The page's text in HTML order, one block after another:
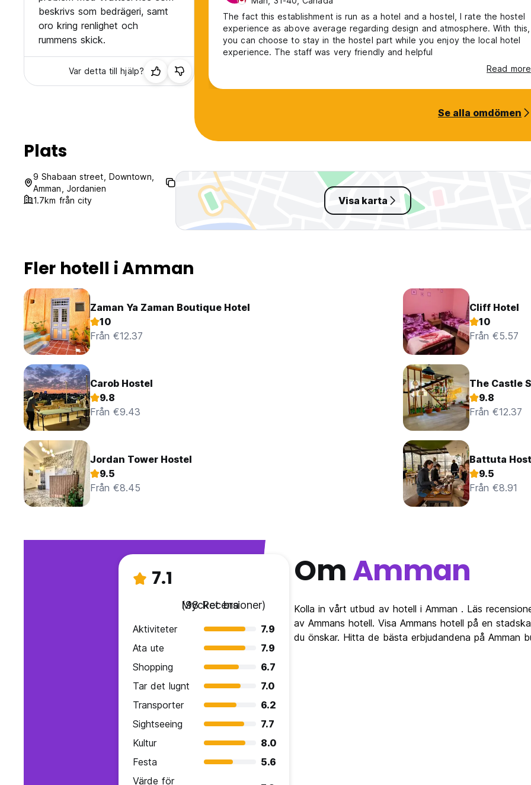
beskrivs som bedrägeri, samt
oro kring renlighet och
rummens skick.
Var detta till hjälp?
The fact this establishment is run as a hotel and a hostel, I rate the hostel
experience as above average regarding design and atmosphere. With this,
you can choose to stay in the hostel part while you enjoy the local hotel
experience. The staff was very friendly and helpful
Read more
Se alla omdömen
Plats
9 Shabaan street, Downtown,
Amman, Jordanien
1.7km från city
Visa karta
Fler hotell i Amman
Zaman Ya Zaman Boutique Hotel
10
Från €12.37
Cliff Hotel
10
Från €5.57
Carob Hostel
9.8
Från €9.43
The Castle
9.8
Från €12.37
Jordan Tower Hostel
9.5
Från €8.45
Battuta
9.5
Från €8.91
7.1
Mycket bra
(98 Recensioner)
Aktiviteter
7.9
Ata ute
7.9
Shopping
6.7
Tar det lugnt
7.0
Transporter
6.2
Sightseeing
7.7
Kultur
8.0
Festa
5.6
Värde för
OmAmman
Kolla in vårt utbud av hotell i Amman . Läs
av Ammans hotell. Visa Ammans hotell på en
du önskar. Hitta de bästa erbjudandena på Amman